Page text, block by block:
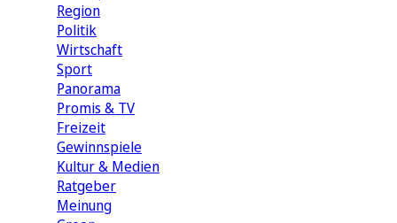
Region
Politik
Wirtschaft
Sport
Panorama
Promis & TV
Freizeit
Gewinnspiele
Kultur & Medien
Ratgeber
Meinung